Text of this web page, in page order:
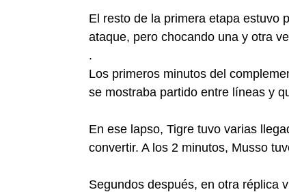
El resto de la primera etapa estuvo
ataque, pero chocando una y otra
.
Los primeros minutos del
se mostraba partido entre líneas y
En ese lapso, Tigre tuvo varias
convertir. A los 2 minutos, Musso
Segundos después, en otra réplica